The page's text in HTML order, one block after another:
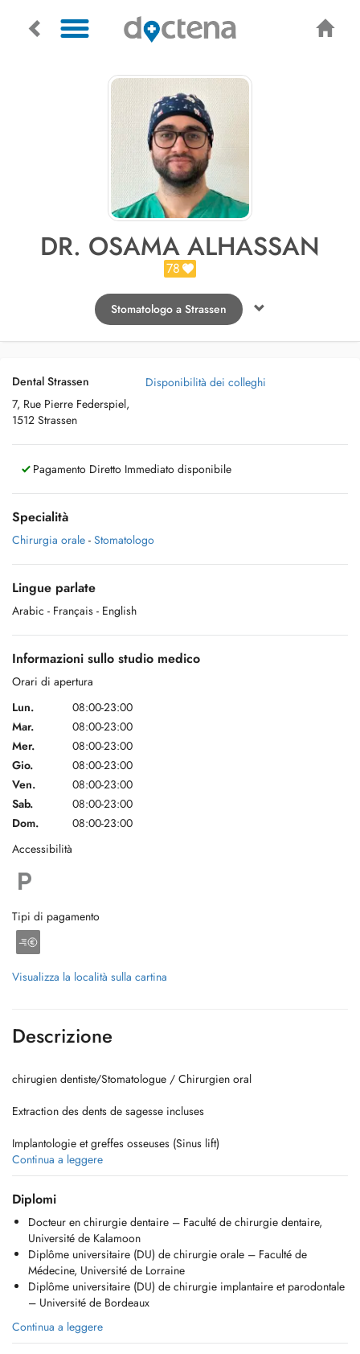
DR. OSAMA ALHASSAN
78
Stomatologo a Strassen
Dental Strassen
7, Rue Pierre Federspiel,
1512 Strassen
Disponibilità dei colleghi
Pagamento Diretto Immediato disponibile
Specialità
Chirurgia orale - Stomatologo
Lingue parlate
Arabic - Français - English
Informazioni sullo studio medico
Orari di apertura
Lun.
08:00-23:00
Mar.
08:00-23:00
Mer.
08:00-23:00
Gio.
08:00-23:00
Ven.
08:00-23:00
Sab.
08:00-23:00
Dom.
08:00-23:00
Accessibilità
Tipi di pagamento
Visualizza la località sulla cartina
Descrizione
chirugien dentiste/Stomatologue / Chirurgien oral
Extraction des dents de sagesse incluses
Implantologie et greffes osseuses (Sinus lift)
Traitement des troubles de larticulation temporo-mandibulaire (ATM)
Pathologies buccales
Dégagement de la canine incluse
Prise en charge des patients à haut risque hémorragique
Injection de toxine botulique (Botox)
Injection dacide hyaluronique
Continua a leggere
Diplomi
Docteur en chirurgie dentaire – Faculté de chirurgie dentaire,
Université de Kalamoon
Diplôme universitaire (DU) de chirurgie orale – Faculté de
Médecine, Université de Lorraine
Diplôme universitaire (DU) de chirurgie implantaire et parodontale
– Université de Bordeaux
Continua a leggere